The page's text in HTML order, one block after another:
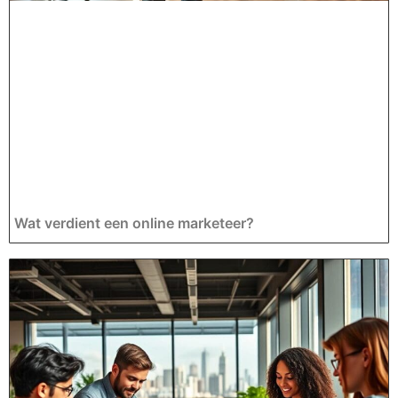
Wat verdient een online marketeer?